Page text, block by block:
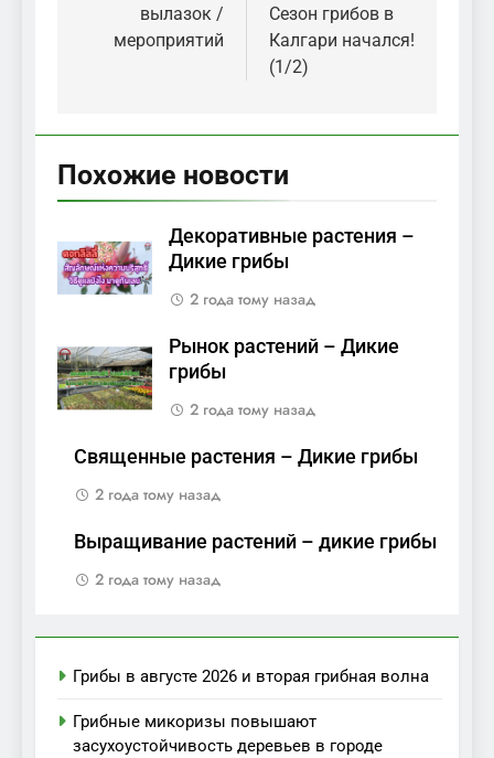
записям
вылазок /
мероприятий
Сезон грибов в
Калгари начался!
(1/2)
Похожие новости
Декоративные растения –
Дикие грибы
2 года тому назад
Рынок растений – Дикие
грибы
2 года тому назад
Священные растения – Дикие грибы
2 года тому назад
Выращивание растений – дикие грибы
2 года тому назад
Грибы в августе 2026 и вторая грибная волна
Грибные микоризы повышают
засухоустойчивость деревьев в городе